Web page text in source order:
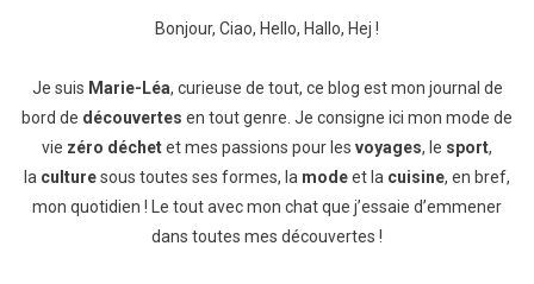
Bonjour, Ciao, Hello, Hallo, Hej !
Je suis Marie-Léa, curieuse de tout, ce blog est mon journal de
bord de découvertes en tout genre. Je consigne ici mon mode de
vie zéro déchetet mes passions pour les voyages, le sport,
la culturesous toutes ses formes, la modeet la cuisine, en bref,
mon quotidien ! Le tout avec mon chat que j’essaie d’emmener
dans toutes mes découvertes !